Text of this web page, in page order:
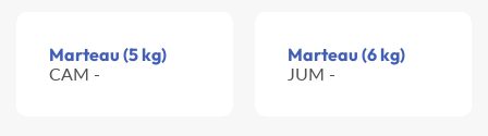
Marteau (5 kg)
CAM -
Marteau (6 kg)
JUM -